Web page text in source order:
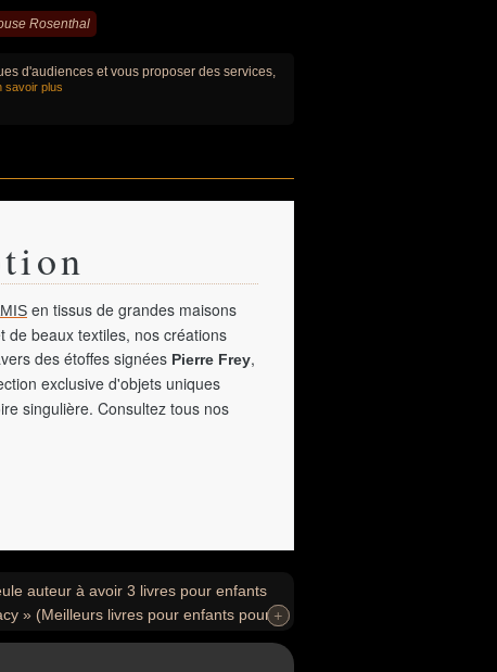
Rosenthal
d'audiences et vous proposer des services,
savoir plus
en tissus de grandes maisons
de beaux textiles, nos créations
des étoffes signées Pierre Frey,
exclusive d'objets uniques
singulière. Consultez tous nos
auteur à avoir 3 livres pour enfants
» (Meilleurs livres pour enfants pour +
+